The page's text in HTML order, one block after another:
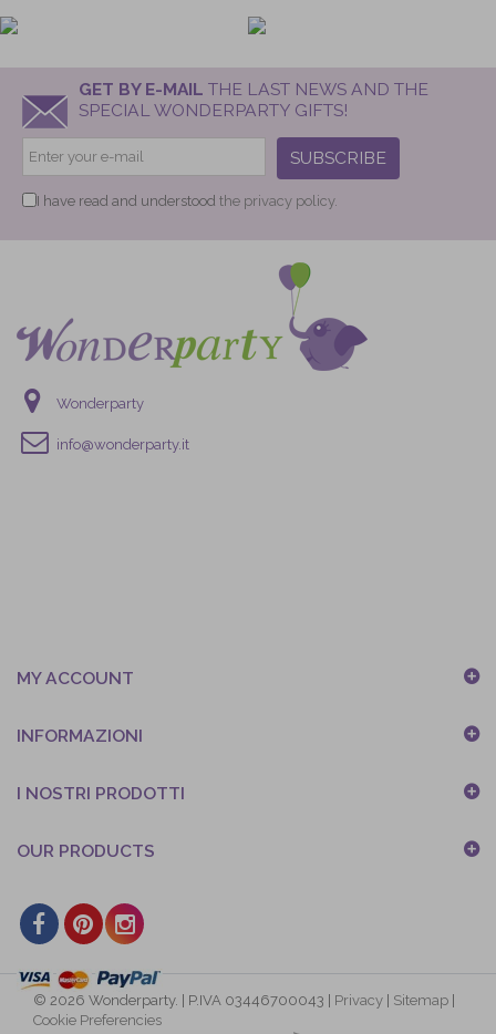
GET BY E-MAIL THE LAST NEWS AND THE
SPECIAL WONDERPARTY GIFTS!
SUBSCRIBE
I have read and understood the privacy policy.
Wonderparty
info@wonderparty.it
MY ACCOUNT
INFORMAZIONI
I NOSTRI PRODOTTI
OUR PRODUCTS
© 2026 Wonderparty. | P.IVA 03446700043 | Privacy Sitemap
Cookie Preferencies